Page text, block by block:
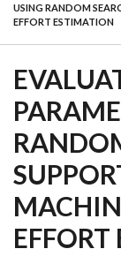
USING RANDOM
EFFORT ESTIMATION